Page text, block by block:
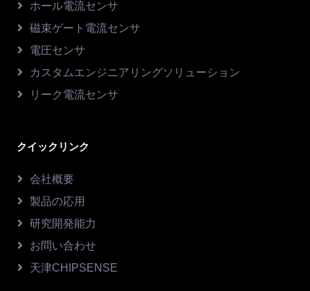
ホール電流センサ
磁束ゲート電流センサ
電圧センサ
カスタムエンジニアリングソリューション
リーク電流センサ
クイックリンク
会社概要
製品の応用
研究開発能力
お問い合わせ
天津CHIPSENSE